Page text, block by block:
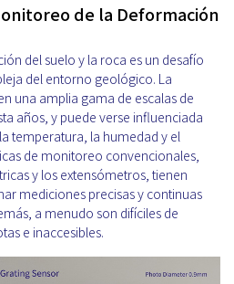
de la Deformación
del suelo y la roca es un desafío
del entorno geológico. La
una amplia gama de escalas de
años, y puede verse influenciada
temperatura, la humedad y el
de monitoreo convencionales,
y los extensómetros, tienen
mediciones precisas y continuas
a menudo son difíciles de
e inaccesibles.